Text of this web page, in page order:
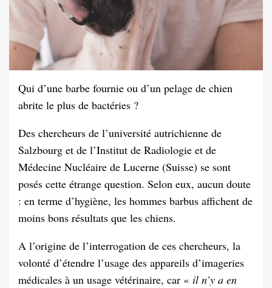
Qui d’une barbe fournie ou d’un pelage de chien
abrite le plus de bactéries ?
Des chercheurs de l’université autrichienne de
Salzbourg et de l’Institut de Radiologie et de
Médecine Nucléaire de Lucerne (Suisse) se sont
posés cette étrange question. Selon eux, aucun doute
: en terme d’hygiène, les hommes barbus affichent de
moins bons résultats que les chiens.
A l’origine de l’interrogation de ces chercheurs, la
volonté d’étendre l’usage des appareils d’imageries
médicales à un usage vétérinaire, car « il n’y a en